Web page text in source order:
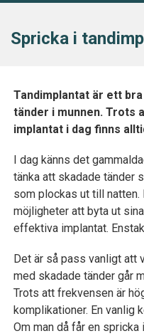
Spricka i
Tandimplantat är ett
tänder i munnen. Trots
implantat i dag finns
I dag känns det
tänka att skadade tänder
som plockas ut till
möjligheter att byta ut
effektiva implantat.
Det är så pass vanligt att
med skadade tänder går
Trots att frekvensen är
komplikationer. En vanlig
Om man då får en